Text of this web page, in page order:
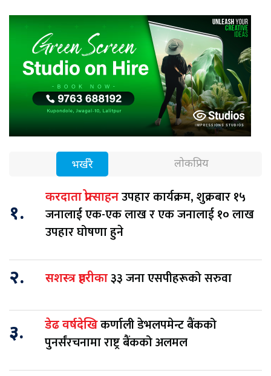
भर्खरै लोकप्रिय
१.
करदाता प्रोत्साहनउपहार कार्यक्रम, शुक्रबार १५
जनालाई एक-एक लाख र एक जनालाई १० लाख
उपहार घोषणा हुने
२. सशस्त्र प्रहरीका३३ जना एसपीहरूको सरुवा
३. डेढ वर्षदेखिकर्णाली डेभलपमेन्ट बैंकको
पुनर्संरचनामा राष्ट्र बैंकको अलमल